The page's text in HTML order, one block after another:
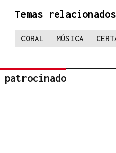
Temas relacionados
CORAL MÚSICA
patrocinado